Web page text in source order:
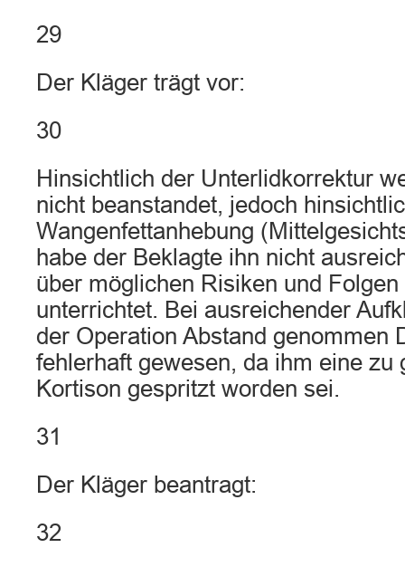
29
Der Kläger trägt vor:
30
Hinsichtlich der Unterlidkorrektur
nicht beanstandet, jedoch
Wangenfettanhebung
habe der Beklagte ihn nicht
über möglichen Risiken und
unterrichtet. Bei ausreichender
der Operation Abstand genommen
fehlerhaft gewesen, da ihm eine zu
Kortison gespritzt worden sei.
31
Der Kläger beantragt:
32